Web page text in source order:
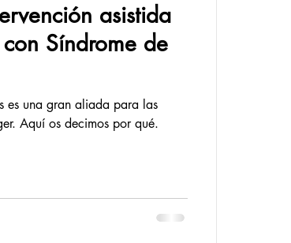
asistida
Síndrome de
es una gran aliada para las
Aquí os decimos por qué.